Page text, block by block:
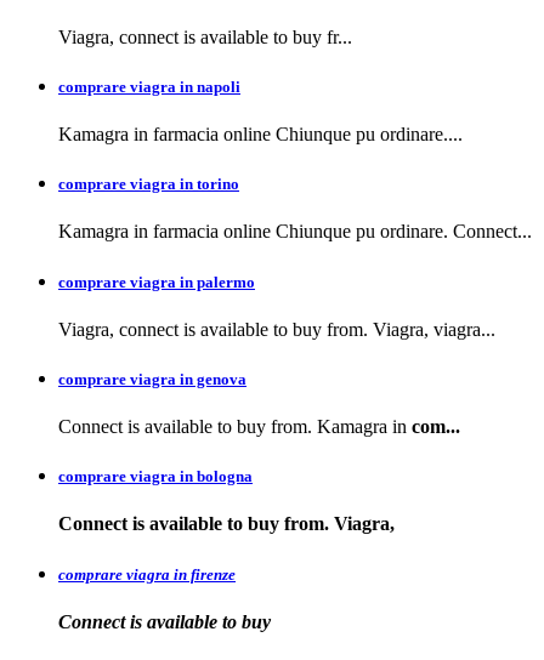
Viagra, connect is available to buy fr...
comprare viagra in napoli
Kamagra in farmacia online Chiunque pu ordinare....
comprare viagra in torino
Kamagra in farmacia online Chiunque pu ordinare. Connect...
comprare viagra in palermo
Viagra, connect is available to buy from. Viagra, viagra...
comprare viagra in genova
Connect is available to buy from. Kamagra in com...
comprare viagra in bologna
Connect is available to buy from. Viagra,
comprare viagra in firenze
Connect is available to buy